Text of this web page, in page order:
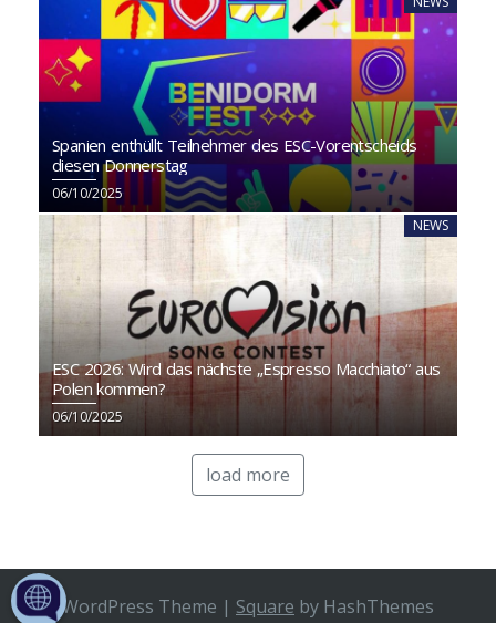
Spanien enthüllt Teilnehmer des ESC-Vorentscheids
diesen Donnerstag
06/10/2025
NEWS
ESC 2026: Wird das nächste „Espresso Macchiato“ aus
Polen kommen?
06/10/2025
load more
WordPress Theme | Square by HashThemes